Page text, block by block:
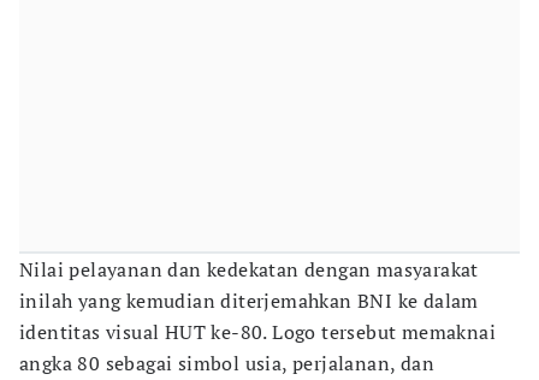
Nilai pelayanan dan kedekatan dengan masyarakat
inilah yang kemudian diterjemahkan BNI ke dalam
identitas visual HUT ke-80. Logo tersebut memaknai
angka 80 sebagai simbol usia, perjalanan, dan